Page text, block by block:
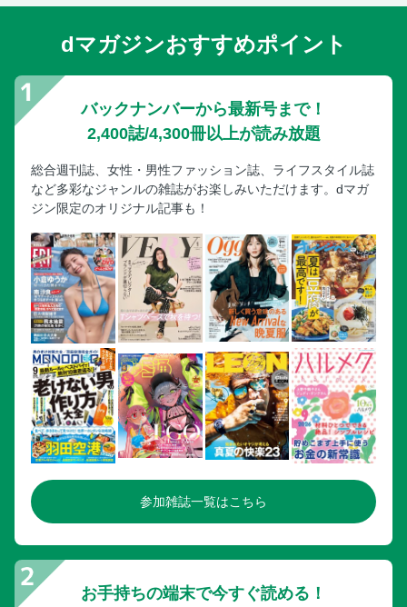
dマガジンおすすめポイント
バックナンバーから最新号まで！
2,400誌/4,300冊以上が読み放題
総合週刊誌、女性・男性ファッション誌、ライフスタイル誌
など多彩なジャンルの雑誌がお楽しみいただけます。dマガ
ジン限定のオリジナル記事も！
参加雑誌一覧はこちら
お手持ちの端末で今すぐ読める！